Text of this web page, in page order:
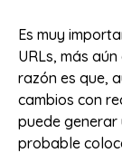
Es muy
URLs, más
razón es que,
cambios con
puede generar
probable